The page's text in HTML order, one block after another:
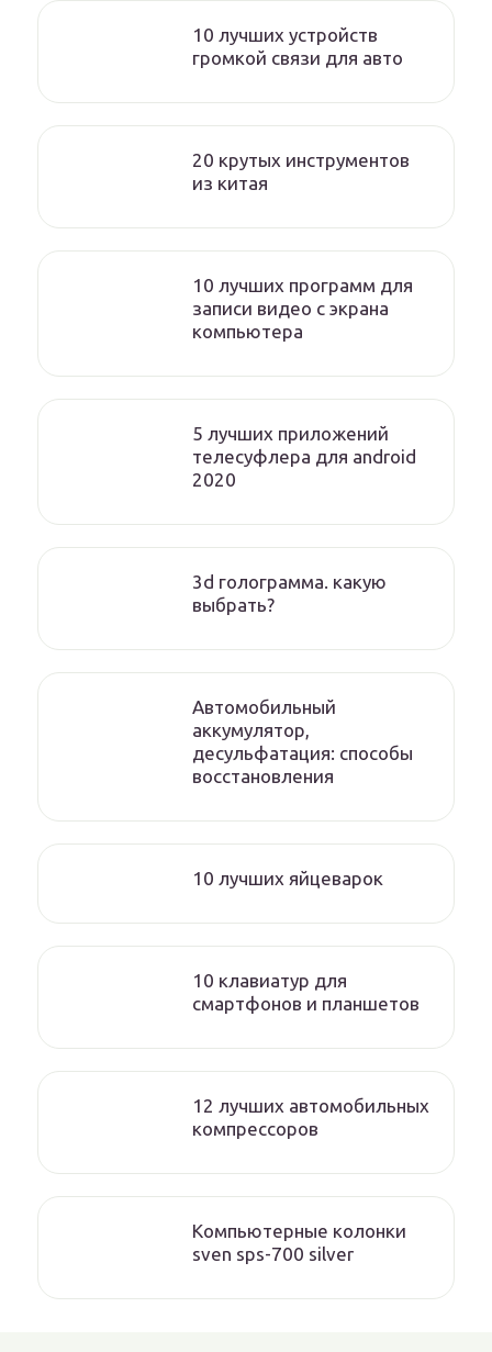
10 лучших устройств
громкой связи для авто
20 крутых инструментов
из китая
10 лучших программ для
записи видео с экрана
компьютера
5 лучших приложений
телесуфлера для android
2020
3d голограмма. какую
выбрать?
Автомобильный
аккумулятор,
десульфатация: способы
восстановления
10 лучших яйцеварок
10 клавиатур для
смартфонов и планшетов
12 лучших автомобильных
компрессоров
Компьютерные колонки
sven sps-700 silver